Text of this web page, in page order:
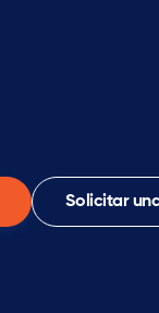
Solicitar